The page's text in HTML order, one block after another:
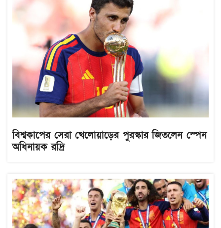
বিশ্বকাপের সেরা খেলোয়াড়ের পুরস্কার জিতলেন স্পেন
অধিনায়ক রদ্রি